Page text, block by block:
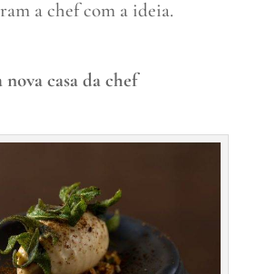
a chef com a ideia.
nova casa da chef